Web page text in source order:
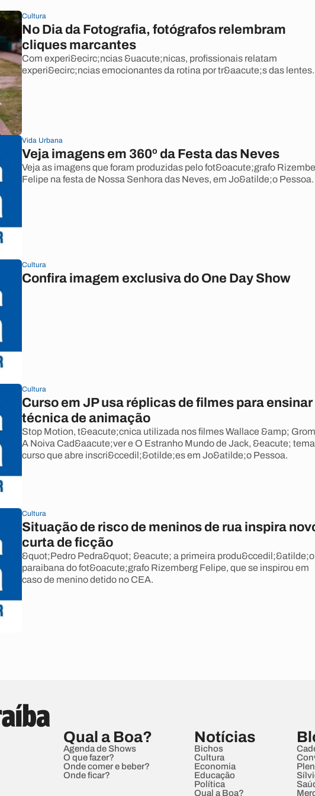
Cultura
No Dia da Fotografia, fotógrafos relembram
cliques marcantes
Com experi&ecirc;ncias &uacute;nicas, profissionais relatam
experi&ecirc;ncias emocionantes da rotina por tr&aacute;s das lentes.
Vida Urbana
Veja imagens em 360º da Festa das Neves
Veja as imagens que foram produzidas pelo fot&oacute;grafo
Felipe na festa de Nossa Senhora das Neves, em Jo&atilde;o Pessoa.
Cultura
Confira imagem exclusiva do One Day Show
Cultura
Curso em JP usa réplicas de filmes para ensinar
técnica de animação
Stop Motion, t&eacute;cnica utilizada nos filmes Wallace &amp;
A Noiva Cad&aacute;ver e O Estranho Mundo de Jack, &eacute;
curso que abre inscri&ccedil;&otilde;es em Jo&atilde;o Pessoa.
Cultura
Situação de risco de meninos de rua inspira
curta de ficção
&quot;Pedro Pedra&quot; &eacute; a primeira produ&ccedil;&atilde;o
paraibana do fot&oacute;grafo Rizemberg Felipe, que se inspirou em
caso de menino detido no CEA.
Qual a Boa?
Agenda de Shows
O que fazer?
Onde comer e beber?
Onde ficar?
Notícias
Bichos
Cultura
Economia
Educação
Política
Qual a Boa?